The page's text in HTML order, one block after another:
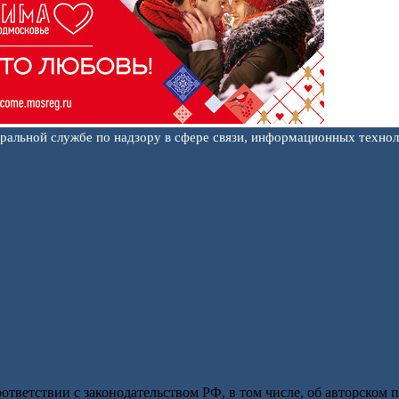
службе по надзору в сфере связи, информационных
с законодательством РФ, в том числе, об авторском